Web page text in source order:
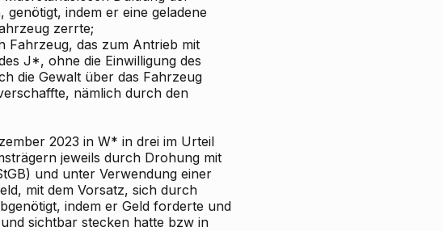
genötigt, indem er eine geladene
zerrte;
Fahrzeug, das zum Antrieb mit
J*, ohne die Einwilligung des
die Gewalt über das Fahrzeug
nämlich durch den
2023 in W* in drei im Urteil
jeweils durch Drohung mit
und unter Verwendung einer
mit dem Vorsatz, sich durch
indem er Geld forderte und
sichtbar stecken hatte bzw in